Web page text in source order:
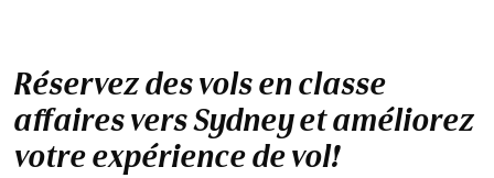
Réservez des vols en classe
affaires vers Sydney et améliorez
votre expérience de vol!